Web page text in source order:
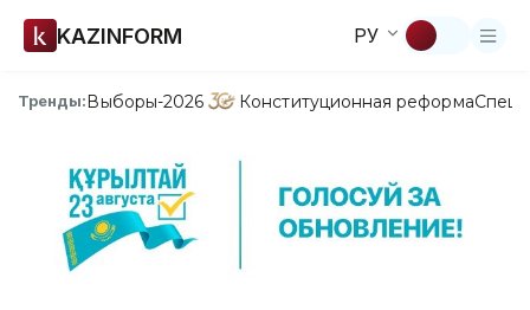
KAZINFORM РУ
Тренды:Выборы-2026 Конституционная реформа